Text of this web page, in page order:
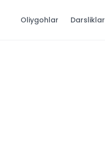
Oliygohlar Darsliklar